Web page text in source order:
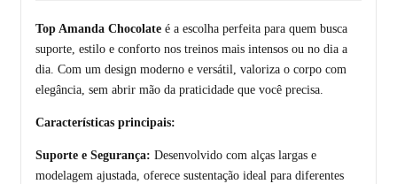
Top Amanda Chocolate é a escolha perfeita para quem busca
suporte, estilo e conforto nos treinos mais intensos ou no dia a
dia. Com um design moderno e versátil, valoriza o corpo com
elegância, sem abrir mão da praticidade que você precisa.
Características principais:
Suporte e Segurança: Desenvolvido com alças largas e
modelagem ajustada, oferece sustentação ideal para diferentes